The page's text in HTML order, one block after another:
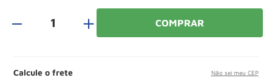
＋ COMPRAR
Calcule o frete Não sei meu CEP